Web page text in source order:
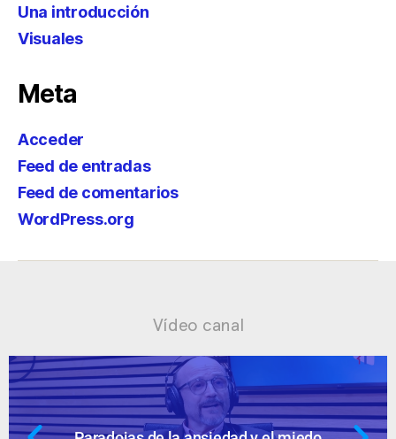
Una introducción
Visuales
Meta
Acceder
Feed de entradas
Feed de comentarios
WordPress.org
Vídeo canal